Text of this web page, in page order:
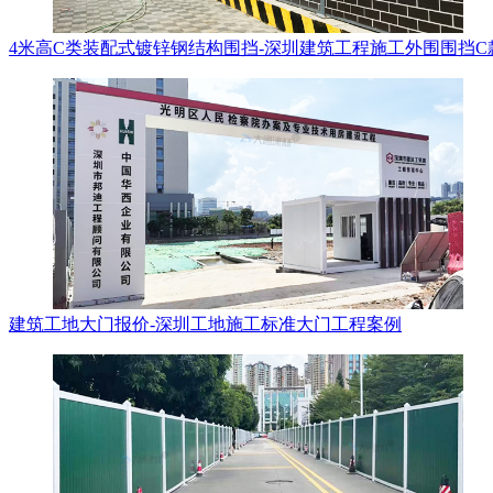
4米高C类装配式镀锌钢结构围挡-深圳建筑工程施工外围围挡C
建筑工地大门报价-深圳工地施工标准大门工程案例